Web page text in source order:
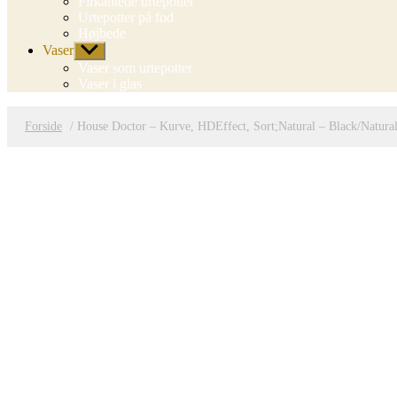
Urtepotter på fod
Højbede
Vaser Vis
undermenu
Vaser som urtepotter
Vaser i glas
Forside / House Doctor – Kurve, HDEffect, Sort;Natural – Black/